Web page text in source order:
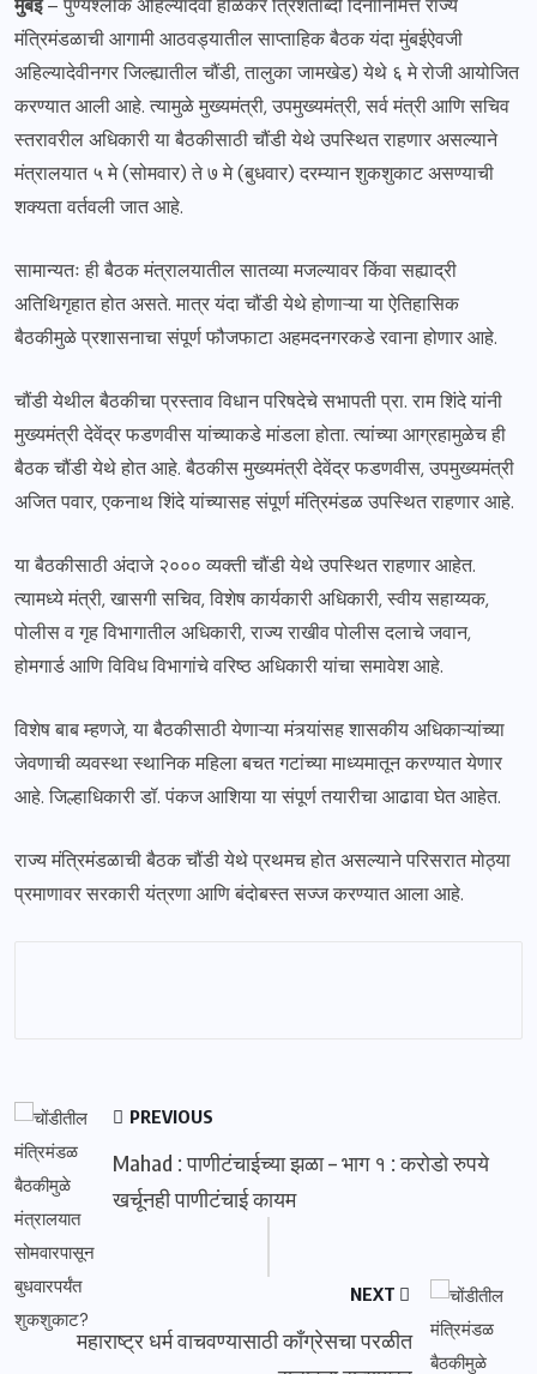
मुंबई– पुण्यश्लोक अहिल्यादेवी होळकर त्रिशताब्दी दिनानिमित्त राज्य
मंत्रिमंडळाची आगामी आठवड्यातील साप्ताहिक बैठक यंदा मुंबईऐवजी
अहिल्यादेवीनगर जिल्ह्यातील चौंडी, तालुका जामखेड) येथे ६ मे रोजी आयोजित
करण्यात आली आहे. त्यामुळे मुख्यमंत्री, उपमुख्यमंत्री, सर्व मंत्री आणि सचिव
स्तरावरील अधिकारी या बैठकीसाठी चौंडी येथे उपस्थित राहणार असल्याने
मंत्रालयात ५ मे (सोमवार) ते ७ मे (बुधवार) दरम्यान शुकशुकाट असण्याची
शक्यता वर्तवली जात आहे.
सामान्यतः ही बैठक मंत्रालयातील सातव्या मजल्यावर किंवा सह्याद्री
अतिथिगृहात होत असते. मात्र यंदा चौंडी येथे होणाऱ्या या ऐतिहासिक
बैठकीमुळे प्रशासनाचा संपूर्ण फौजफाटा अहमदनगरकडे रवाना होणार आहे.
चौंडी येथील बैठकीचा प्रस्ताव विधान परिषदेचे सभापती प्रा. राम शिंदे यांनी
मुख्यमंत्री देवेंद्र फडणवीस यांच्याकडे मांडला होता. त्यांच्या आग्रहामुळेच ही
बैठक चौंडी येथे होत आहे. बैठकीस मुख्यमंत्री देवेंद्र फडणवीस, उपमुख्यमंत्री
अजित पवार, एकनाथ शिंदे यांच्यासह संपूर्ण मंत्रिमंडळ उपस्थित राहणार आहे.
या बैठकीसाठी अंदाजे २००० व्यक्ती चौंडी येथे उपस्थित राहणार आहेत.
त्यामध्ये मंत्री, खासगी सचिव, विशेष कार्यकारी अधिकारी, स्वीय सहाय्यक,
पोलीस व गृह विभागातील अधिकारी, राज्य राखीव पोलीस दलाचे जवान,
होमगार्ड आणि विविध विभागांचे वरिष्ठ अधिकारी यांचा समावेश आहे.
विशेष बाब म्हणजे, या बैठकीसाठी येणाऱ्या मंत्र्यांसह शासकीय अधिकाऱ्यांच्या
जेवणाची व्यवस्था स्थानिक महिला बचत गटांच्या माध्यमातून करण्यात येणार
आहे. जिल्हाधिकारी डॉ. पंकज आशिया या संपूर्ण तयारीचा आढावा घेत आहेत.
राज्य मंत्रिमंडळाची बैठक चौंडी येथे प्रथमच होत असल्याने परिसरात मोठ्या
प्रमाणावर सरकारी यंत्रणा आणि बंदोबस्त सज्ज करण्यात आला आहे.
PREVIOUS
Mahad : पाणीटंचाईच्या झळा – भाग १ : करोडो रुपये
खर्चूनही पाणीटंचाई कायम
NEXT
महाराष्ट्र धर्म वाचवण्यासाठी काँग्रेसचा परळीत